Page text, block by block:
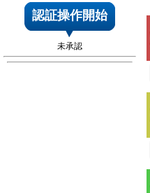
認証操作開始
未承認